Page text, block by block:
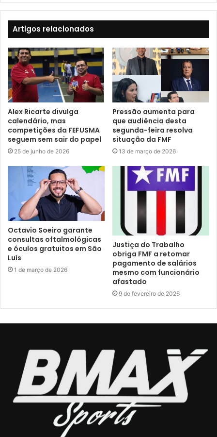
Artigos relacionados
Alex Ricarte divulga
calendário, mas
competições da FEFUSMA
seguem sem sair do papel
25 de junho de 2026
Pressão aumenta para
que audiência desta
segunda-feira resolva
situação da FMF
13 de março de 2026
Octavio Soeiro garante
consultas oftalmológicas
e óculos gratuitos em São
Luís
1 de março de 2026
Justiça do Trabalho
obriga FMF a retomar
pagamento de salários
mesmo com funcionário
afastado
9 de fevereiro de 2026